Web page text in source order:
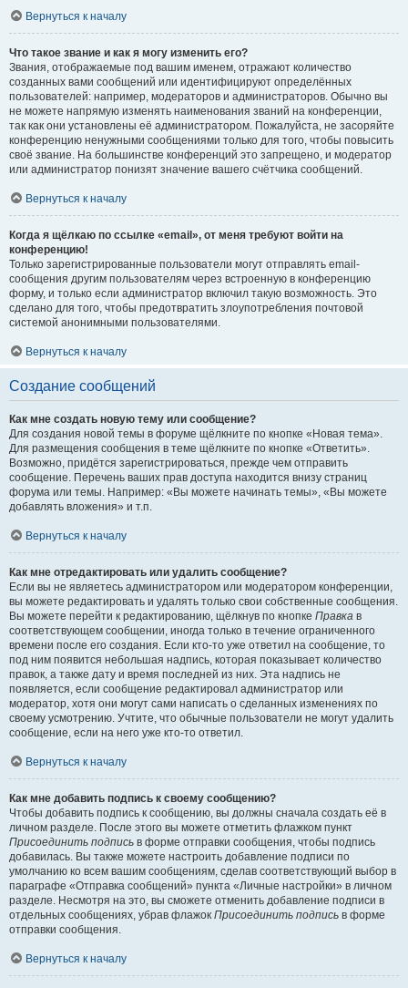
Вернуться к началу
Что такое звание и как я могу изменить его?
Звания, отображаемые под вашим именем, отражают количество
созданных вами сообщений или идентифицируют определённых
пользователей: например, модераторов и администраторов. Обычно вы
не можете напрямую изменять наименования званий на конференции,
так как они установлены её администратором. Пожалуйста, не засоряйте
конференцию ненужными сообщениями только для того, чтобы повысить
своё звание. На большинстве конференций это запрещено, и модератор
или администратор понизят значение вашего счётчика сообщений.
Вернуться к началу
Когда я щёлкаю по ссылке «email», от меня требуют войти на
конференцию!
Только зарегистрированные пользователи могут отправлять email-
сообщения другим пользователям через встроенную в конференцию
форму, и только если администратор включил такую возможность. Это
сделано для того, чтобы предотвратить злоупотребления почтовой
системой анонимными пользователями.
Вернуться к началу
Создание сообщений
Как мне создать новую тему или сообщение?
Для создания новой темы в форуме щёлкните по кнопке «Новая тема».
Для размещения сообщения в теме щёлкните по кнопке «Ответить».
Возможно, придётся зарегистрироваться, прежде чем отправить
сообщение. Перечень ваших прав доступа находится внизу страниц
форума или темы. Например: «Вы можете начинать темы», «Вы можете
добавлять вложения» и т.п.
Вернуться к началу
Как мне отредактировать или удалить сообщение?
Если вы не являетесь администратором или модератором конференции,
вы можете редактировать и удалять только свои собственные сообщения.
Вы можете перейти к редактированию, щёлкнув по кнопке Правка в
соответствующем сообщении, иногда только в течение ограниченного
времени после его создания. Если кто-то уже ответил на сообщение, то
под ним появится небольшая надпись, которая показывает количество
правок, а также дату и время последней из них. Эта надпись не
появляется, если сообщение редактировал администратор или
модератор, хотя они могут сами написать о сделанных изменениях по
своему усмотрению. Учтите, что обычные пользователи не могут удалить
сообщение, если на него уже кто-то ответил.
Вернуться к началу
Как мне добавить подпись к своему сообщению?
Чтобы добавить подпись к сообщению, вы должны сначала создать её в
личном разделе. После этого вы можете отметить флажком пункт
Присоединить подпись в форме отправки сообщения, чтобы подпись
добавилась. Вы также можете настроить добавление подписи по
умолчанию ко всем вашим сообщениям, сделав соответствующий выбор в
параграфе «Отправка сообщений» пункта «Личные настройки» в личном
разделе. Несмотря на это, вы сможете отменить добавление подписи в
отдельных сообщениях, убрав флажок Присоединить подпись в форме
отправки сообщения.
Вернуться к началу